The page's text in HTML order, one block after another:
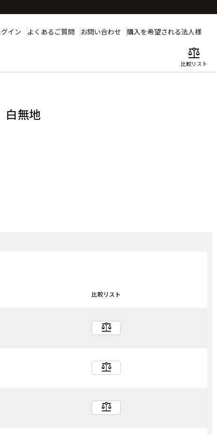
イン よくあるご質問 お問い合わせ 購入を希望される法人様
balance
比較リスト
無地
比較リスト
balance
balance
balance